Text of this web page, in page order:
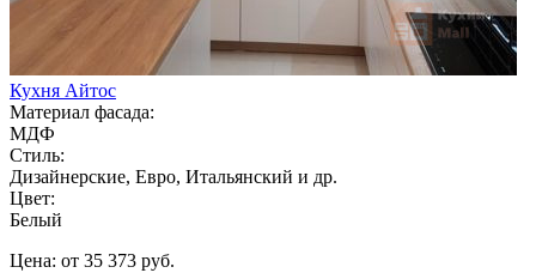
Кухня Айтос
Материал фасада:
МДФ
Стиль:
Дизайнерские, Евро, Итальянский и др.
Цвет:
Белый
Цена: от 35 373 руб.